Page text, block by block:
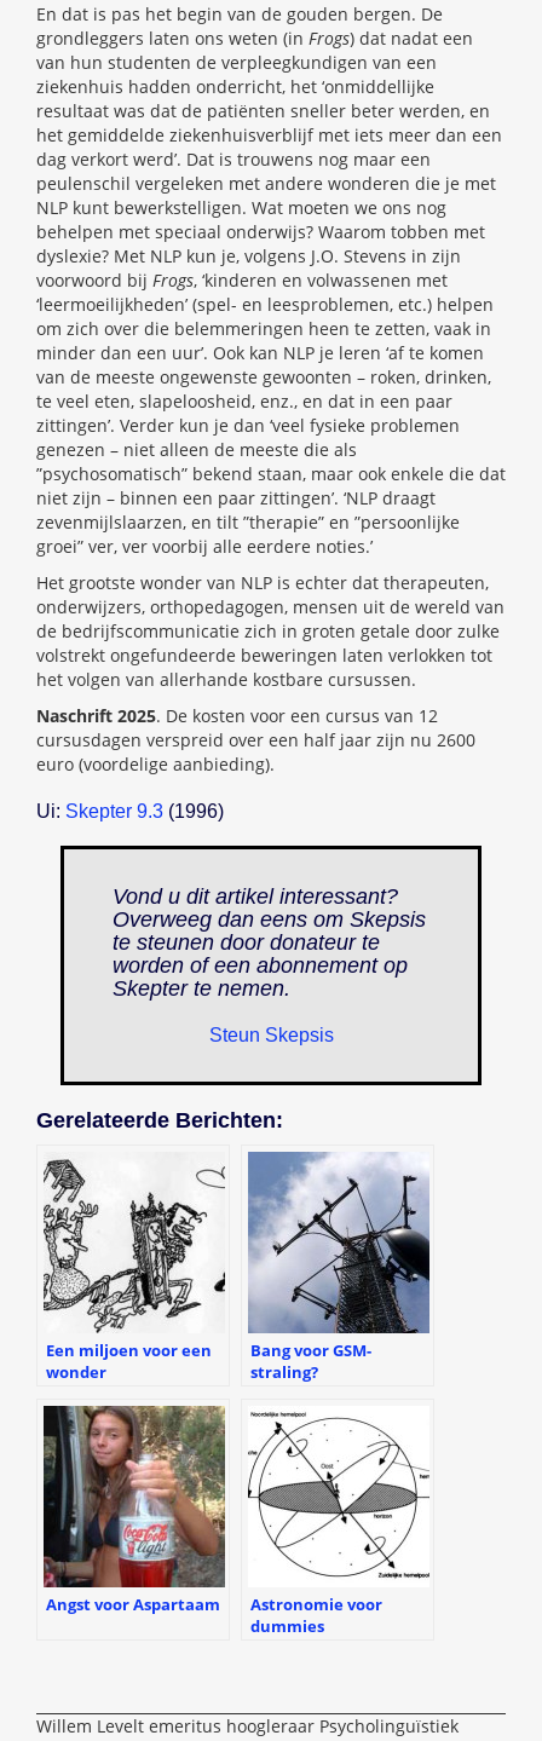
En dat is pas het begin van de gouden bergen. De
grondleggers laten ons weten (in Frogs) dat nadat een
van hun studenten de verpleegkundigen van een
ziekenhuis hadden onderricht, het ‘onmiddellijke
resultaat was dat de patiënten sneller beter werden, en
het gemiddelde ziekenhuisverblijf met iets meer dan een
dag verkort werd’. Dat is trouwens nog maar een
peulenschil vergeleken met andere wonderen die je met
NLP kunt bewerkstelligen. Wat moeten we ons nog
behelpen met speciaal onderwijs? Waarom tobben met
dyslexie? Met NLP kun je, volgens J.O. Stevens in zijn
voorwoord bij Frogs, ‘kinderen en volwassenen met
‘leermoeilijkheden’ (spel- en leesproblemen, etc.) helpen
om zich over die belemmeringen heen te zetten, vaak in
minder dan een uur’. Ook kan NLP je leren ‘af te komen
van de meeste ongewenste gewoonten – roken, drinken,
te veel eten, slapeloosheid, enz., en dat in een paar
zittingen’. Verder kun je dan ‘veel fysieke problemen
genezen – niet alleen de meeste die als
”psychosomatisch” bekend staan, maar ook enkele die dat
niet zijn – binnen een paar zittingen’. ‘NLP draagt
zevenmijlslaarzen, en tilt ”therapie” en ”persoonlijke
groei” ver, ver voorbij alle eerdere noties.’
Het grootste wonder van NLP is echter dat therapeuten,
onderwijzers, orthopedagogen, mensen uit de wereld van
de bedrijfscommunicatie zich in groten getale door zulke
volstrekt ongefundeerde beweringen laten verlokken tot
het volgen van allerhande kostbare cursussen.
Naschrift 2025. De kosten voor een cursus van 12
cursusdagen verspreid over een half jaar zijn nu 2600
euro (voordelige aanbieding).
Ui: Skepter 9.3 (1996)
Vond u dit artikel interessant?
Overweeg dan eens om Skepsis
te steunen door donateur te
worden of een abonnement op
Skepterte nemen.
Steun Skepsis
Gerelateerde Berichten:
Een miljoen voor een
wonder
Bang voor GSM-
straling?
Angst voor Aspartaam
Astronomie voor
dummies
Willem Levelt emeritus hoogleraar Psycholinguïstiek